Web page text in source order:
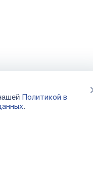
Политикой в
.